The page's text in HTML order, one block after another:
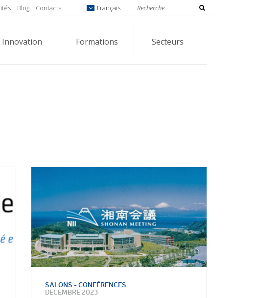
Blog Contacts Français
Innovation Formations Secteurs
SALONS - CONFÉRENCES
DÉCEMBRE 2023